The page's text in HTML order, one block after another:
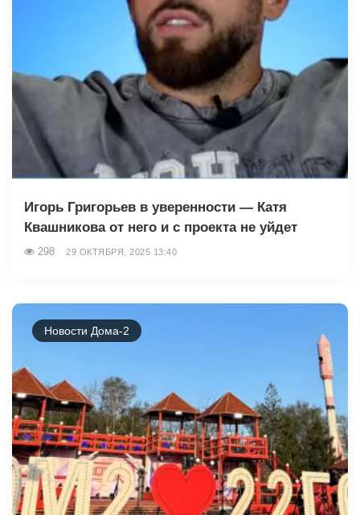
Игорь Григорьев в уверенности — Катя
Квашникова от него и с проекта не уйдет
298 29 ОКТЯБРЯ, 2025 13:40
Новости Дома-2